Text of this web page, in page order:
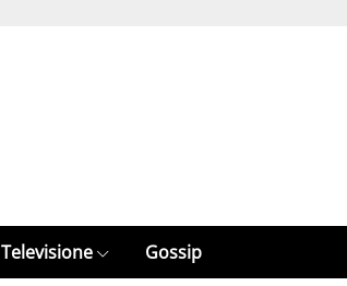
Televisione Gossip